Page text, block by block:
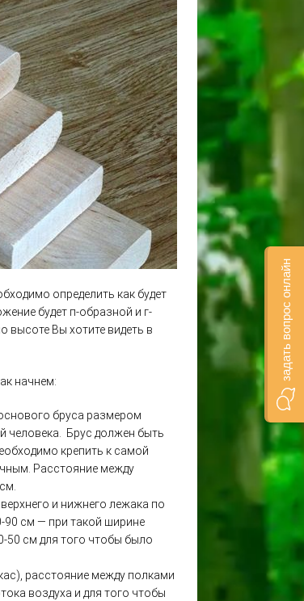
определить как будет
будет п-образной и г-
Вы хотите видеть в
начнем:
бруса размером
человека. Брус должен быть
крепить к самой
Расстояние между
и нижнего лежака по
90 см — при такой ширине
50 см для того чтобы было
расстояние между полками
воздуха и для того чтобы
задать вопрос онлайн